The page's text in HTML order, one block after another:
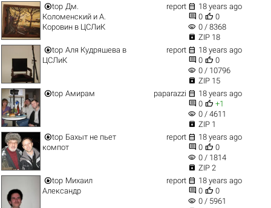
top Дм.
Коломенский и А.
Коровин в ЦСЛиК
report  18 years ago
 0  0
visibility 0 / 8368
 ZIP 18
top Аля Кудряшева в
ЦСЛиК
report  18 years ago
 0  0
visibility 0 / 10796
 ZIP 15
top Амирам paparazzi  18 years ago
 0  +1
visibility 0 / 4611
 ZIP 1
top Бахыт не пьет
компот
report  18 years ago
 0  0
visibility 0 / 1814
 ZIP 2
top Михаил
Александр
report  18 years ago
 0  0
visibility 0 / 5961